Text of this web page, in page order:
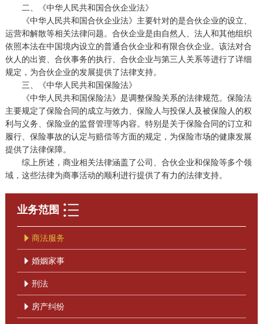
二、《中华人民共和国合伙企业法》
《中华人民共和国合伙企业法》主要针对的是合伙企业的设立、
运营和解散等相关法律问题。合伙企业是由自然人、法人和其他组织
依照本法在中国境内设立的普通合伙企业和有限合伙企业。该法对合
伙人的出资、合伙事务的执行、合伙企业与第三人关系等进行了详细
规定，为合伙企业的发展提供了法律支持。
三、《中华人民共和国保险法》
《中华人民共和国保险法》是调整保险关系的法律规范。保险法
主要规定了保险合同的成立与效力、保险人与投保人及被保险人的权
利与义务、保险业的监督管理等内容。特别是关于保险合同的订立和
履行、保险事故的认定与赔偿等方面的规定，为保险市场的健康发展
提供了法律保障。
综上所述，商业相关法律涵盖了公司、合伙企业和保险等多个领
域，这些法律为商事活动的顺利进行提供了有力的法律支持。
业务范围
商法服务
婚姻家事
刑法
房产纠纷